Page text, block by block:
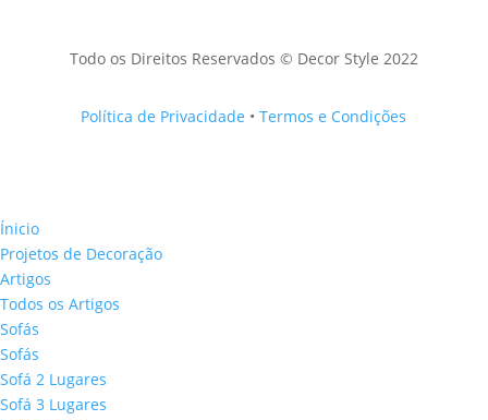
Todo os Direitos Reservados © Decor Style 2022
Política de Privacidade •Termos e Condições
Ínicio
Projetos de Decoração
Artigos
Todos os Artigos
Sofás
Sofás
Sofá 2 Lugares
Sofá 3 Lugares